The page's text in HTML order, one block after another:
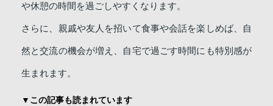
や休憩の時間を過ごしやすくなります。
さらに、親戚や友人を招いて食事や会話を楽しめば、自
然と交流の機会が増え、自宅で過ごす時間にも特別感が
生まれます。
▼この記事も読まれています